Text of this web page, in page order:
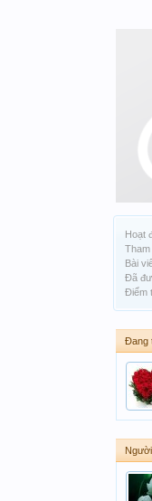
Hoạt
Tham
Bài
Đã
Điểm
Đang